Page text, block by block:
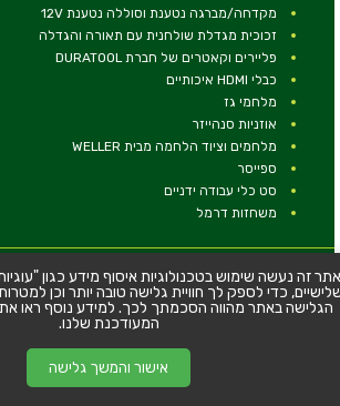
מקדחה/מברגה נטענת וסוללה נטענת 12V
זכוכית מגדלת שולחנית עם תאורה והגדלה
פליירים וקאטרים של חברת DURATOOL
כבלי HDMI איכותיים
מלחמי גז
אוזניות סנהייזר
מלחמים וציוד הלחמה מבית WELLER
ספייסר
סט כלי עבודה ידניים
משחזות דרמל
© כל הזכויות שמורות - טלמיר אלקטרוניקה
כתובת: דרך העצמאות 63, חיפה
טלפון:04-8534564
זה נעשה שימוש בטכנולוגיות איסוף מידע כגון
כדי לספק לך חוויית גלישה טובה יותר וכן
הגלישה באתר מהווה הסכמתך לכך. למידע נוסף ראו את
המעודכנת שלנו.
אישור והמשך גלישה